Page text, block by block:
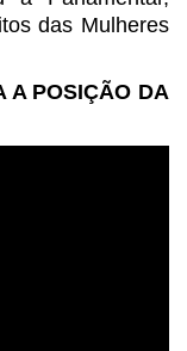
das Mulheres
A POSIÇÃO DA